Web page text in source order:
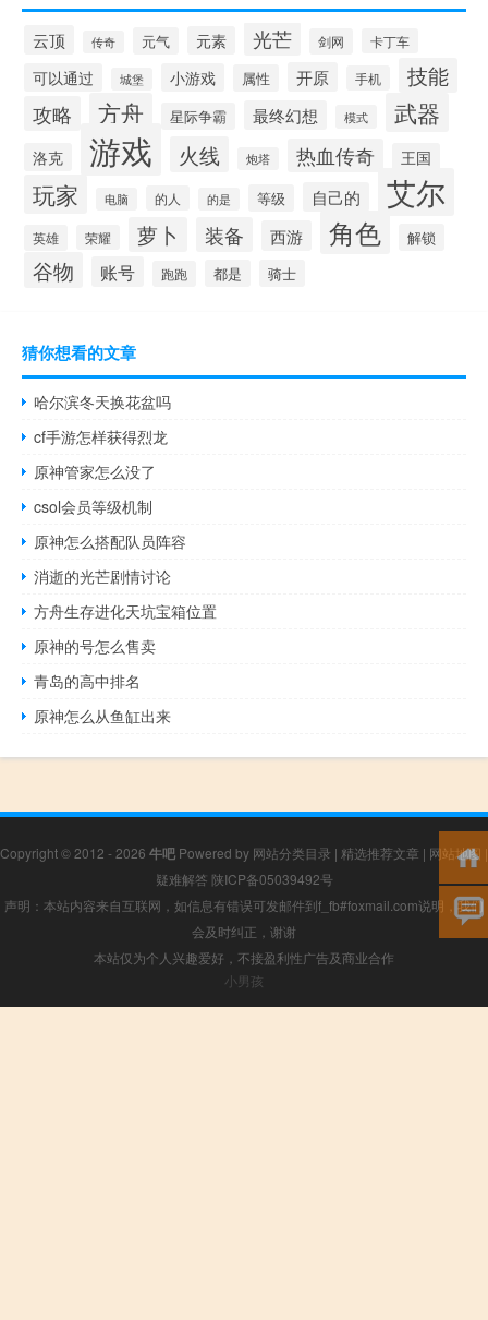
云顶 传奇 元气 元素 光芒 剑网 卡丁车
可以通过 城堡 小游戏 属性 开原 手机
技能
攻略
方舟 星际争霸 最终幻想 模式 武器
洛克 游戏 火线 炮塔 热血传奇 王国
玩家 电脑 的人 的是 等级 自己的 艾尔
英雄 荣耀 萝卜 装备 西游 角色 解锁
谷物 账号 跑跑 都是 骑士
猜你想看的文章
哈尔滨冬天换花盆吗
cf手游怎样获得烈龙
原神管家怎么没了
csol会员等级机制
原神怎么搭配队员阵容
消逝的光芒剧情讨论
方舟生存进化天坑宝箱位置
原神的号怎么售卖
青岛的高中排名
原神怎么从鱼缸出来
Copyright © 2012 - 2026 牛吧 Powered by 网站分类目录 | 精选推荐文章 | 网站地图 |
疑难解答 陕ICP备05039492号
声明：本站内容来自互联网，如信息有错误可发邮件到f_fb#foxmail.com说明，我们
会及时纠正，谢谢
本站仅为个人兴趣爱好，不接盈利性广告及商业合作
小男孩